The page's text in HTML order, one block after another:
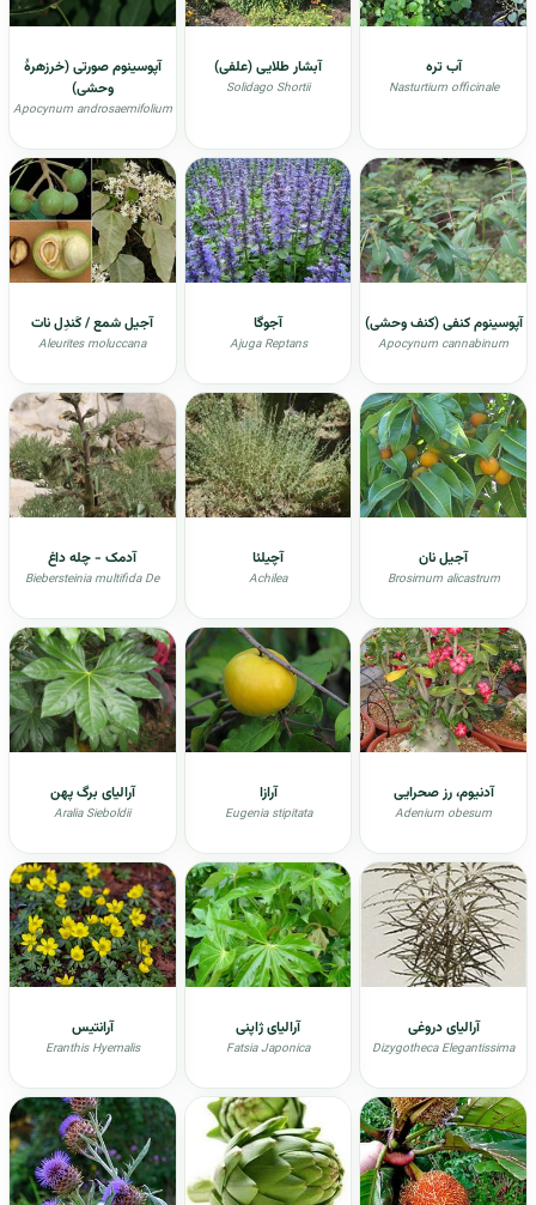
آب تره
Nasturtium officinale
آبشار طلایی (علفی)
Solidago Shortii
آپوسینوم صورتی (خرزهرهٔ
وحشی)
Apocynum androsaemifolium
آپوسینوم کنفی (کنف وحشی)
Apocynum cannabinum
آجوگا
Ajuga Reptans
آجیل شمع / کَندِل نات
Aleurites moluccana
آجیل نان
Brosimum alicastrum
آچیلئا
Achilea
آدمک - چله داغ
Biebersteinia multifida De
آدنیوم، رز صحرایی
Adenium obesum
آرازا
Eugenia stipitata
آرالیای برگ پهن
Aralia Sieboldii
آرالیای دروغی
Dizygotheca Elegantissima
آرالیای ژاپنی
Fatsia Japonica
آرانتیس
Eranthis Hyemalis